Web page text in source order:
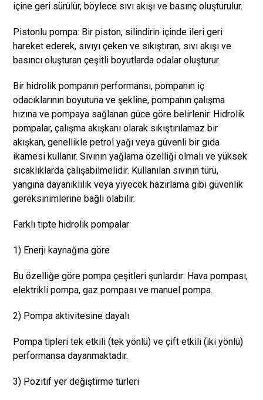
içine geri sürülür, böylece sıvı akışı ve basınç oluşturulur.
Pistonlu pompa: Bir piston, silindirin içinde ileri geri
hareket ederek, sıvıyı çeken ve sıkıştıran, sıvı akışı ve
basıncı oluşturan çeşitli boyutlarda odalar oluşturur.
Bir hidrolik pompanın performansı, pompanın iç
odacıklarının boyutuna ve şekline, pompanın çalışma
hızına ve pompaya sağlanan güce göre belirlenir. Hidrolik
pompalar, çalışma akışkanı olarak sıkıştırılamaz bir
akışkan, genellikle petrol yağı veya güvenli bir gıda
ikamesi kullanır. Sıvının yağlama özelliği olmalı ve yüksek
sıcaklıklarda çalışabilmelidir. Kullanılan sıvının türü,
yangına dayanıklılık veya yiyecek hazırlama gibi güvenlik
gereksinimlerine bağlı olabilir.
Farklı tipte hidrolik pompalar
1) Enerji kaynağına göre
Bu özelliğe göre pompa çeşitleri şunlardır: Hava pompası,
elektrikli pompa, gaz pompası ve manuel pompa.
2) Pompa aktivitesine dayalı
Pompa tipleri tek etkili (tek yönlü) ve çift etkili (iki yönlü)
performansa dayanmaktadır.
3) Pozitif yer değiştirme türleri